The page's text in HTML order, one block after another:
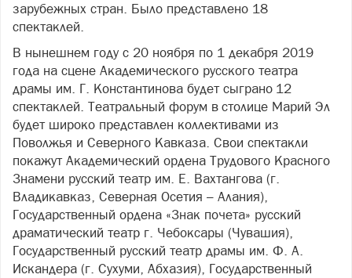
зарубежных стран. Было представлено 18
спектаклей.
В нынешнем году с 20 ноября по 1 декабря 2019
года на сцене Академического русского театра
драмы им. Г. Константинова будет сыграно 12
спектаклей. Театральный форум в столице Марий Эл
будет широко представлен коллективами из
Поволжья и Северного Кавказа. Свои спектакли
покажут Академический ордена Трудового Красного
Знамени русский театр им. Е. Вахтангова (г.
Владикавказ, Северная Осетия – Алания),
Государственный ордена «Знак почета» русский
драматический театр г. Чебоксары (Чувашия),
Государственный русский театр драмы им. Ф. А.
Искандера (г. Сухуми, Абхазия), Государственный